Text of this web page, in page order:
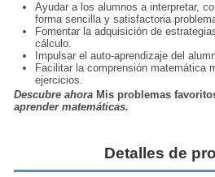
Ayudar a los alumnos a interpretar,
forma sencilla y satisfactoria
Fomentar la adquisición de
cálculo.
Impulsar el auto-aprendizaje del
Facilitar la comprensión matemática
ejercicios.
Descubre ahora Mis problemas
aprender matemáticas.
Detalles de